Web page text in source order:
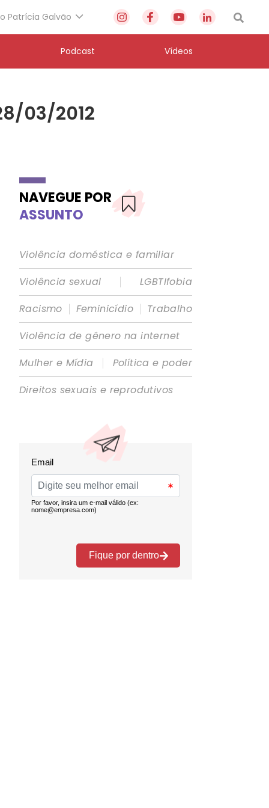
Patrícia Galvão
Podcast Vídeos
03/2012
NAVEGUE POR
ASSUNTO
Violência doméstica e familiar
Violência sexual
|
LGBTIfobia
Racismo | Feminicídio | Trabalho
Violência de gênero na internet
Mulher e Mídia
|
Política e poder
Direitos sexuais e reprodutivos